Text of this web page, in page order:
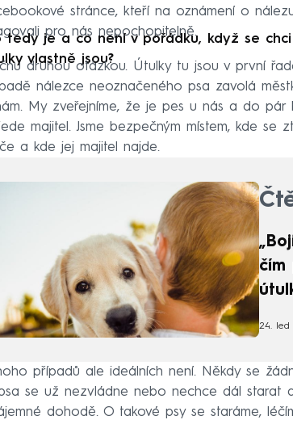
stránce, kteří na oznámení o
pro nás nepochopitelně.
tedy je a co není v pořádku, když se
vlastně jsou?
druhou otázkou. Útulky tu jsou v první
nálezce neoznačeného psa zavolá
My zveřejníme, že je pes u nás a do
majitel. Jsme bezpečným místem, kde se
a kde jej majitel najde.
čím
24. led
případů ale ideálních není. Někdy se
se už nezvládne nebo nechce dál starat
dohodě. O takové psy se staráme,